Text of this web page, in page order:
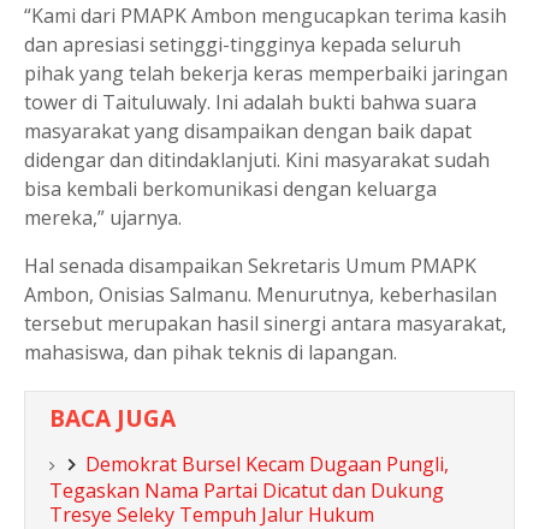
“Kami dari PMAPK Ambon mengucapkan terima kasih
dan apresiasi setinggi-tingginya kepada seluruh
pihak yang telah bekerja keras memperbaiki jaringan
tower di Taituluwaly. Ini adalah bukti bahwa suara
masyarakat yang disampaikan dengan baik dapat
didengar dan ditindaklanjuti. Kini masyarakat sudah
bisa kembali berkomunikasi dengan keluarga
mereka,” ujarnya.
Hal senada disampaikan Sekretaris Umum PMAPK
Ambon, Onisias Salmanu. Menurutnya, keberhasilan
tersebut merupakan hasil sinergi antara masyarakat,
mahasiswa, dan pihak teknis di lapangan.
BACA JUGA
Demokrat Bursel Kecam Dugaan Pungli,
Tegaskan Nama Partai Dicatut dan Dukung
Tresye Seleky Tempuh Jalur Hukum